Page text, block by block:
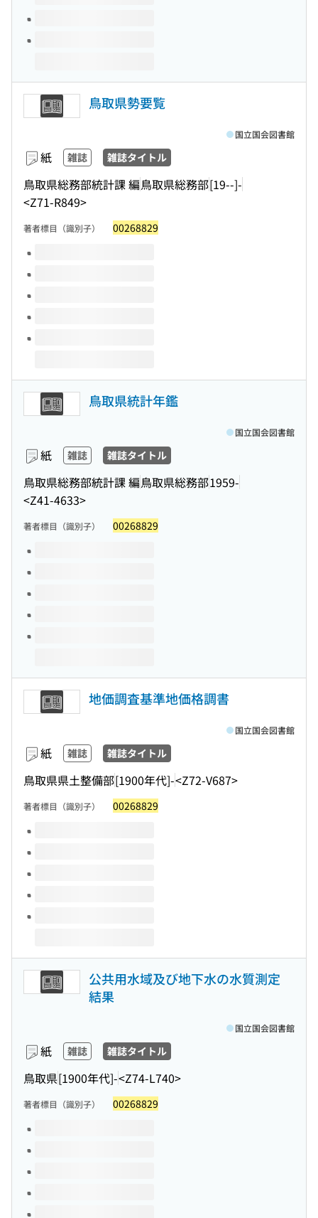
鳥取県勢要覧
紙 雑誌 雑誌タイトル
鳥取県総務部統計課 編鳥取県総務部[19--]-
<Z71-R849>
国立国会図書館
著者標目（識別子） 00268829
このタイトルの巻号
鳥取県統計年鑑
紙 雑誌 雑誌タイトル
鳥取県総務部統計課 編鳥取県総務部1959-
<Z41-4633>
国立国会図書館
著者標目（識別子） 00268829
このタイトルの巻号
地価調査基準地価格調書
紙 雑誌 雑誌タイトル
鳥取県県土整備部[1900年代]-<Z72-V687>
国立国会図書館
著者標目（識別子） 00268829
このタイトルの巻号
公共用水域及び地下水の水質測定
結果
紙 雑誌 雑誌タイトル
鳥取県[1900年代]-<Z74-L740>
国立国会図書館
著者標目（識別子） 00268829
このタイトルの巻号